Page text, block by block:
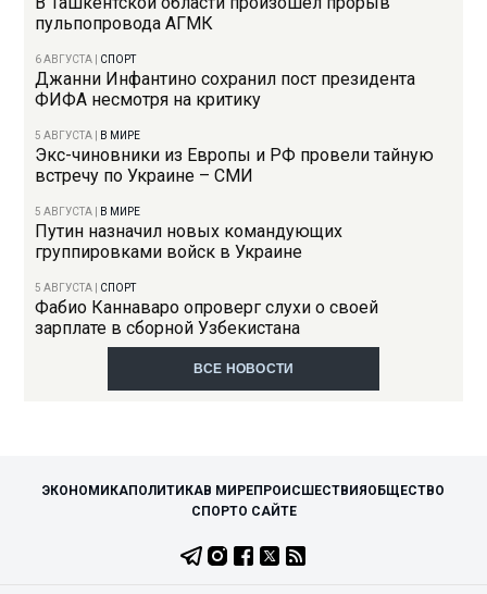
пульпопровода АГМК
6 АВГУСТА СПОРТ
Джанни Инфантино сохранил пост президента
ФИФА несмотря на критику
5 АВГУСТА В МИРЕ
Экс-чиновники из Европы и РФ провели тайную
встречу по Украине – СМИ
5 АВГУСТА В МИРЕ
Путин назначил новых командующих
группировками войск в Украине
5 АВГУСТА СПОРТ
Фабио Каннаваро опроверг слухи о своей
зарплате в сборной Узбекистана
ВСЕ НОВОСТИ
ЭКОНОМИКАПОЛИТИКАВ МИРЕПРОИСШЕСТВИЯ ОБЩЕСТВО
СПОРТО САЙТЕ